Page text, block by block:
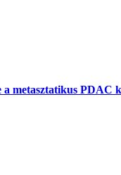
metasztatikus PDAC